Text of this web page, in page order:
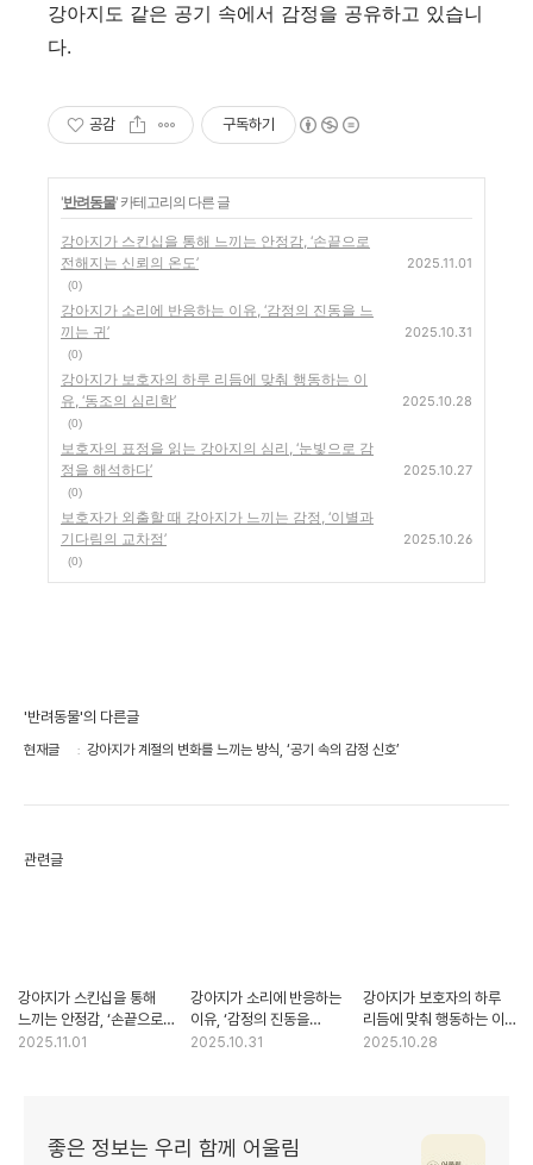
강아지도 같은 공기 속에서 감정을 공유하고 있습니
다.
공감 구독하기
'반려동물' 카테고리의 다른 글
강아지가 스킨십을 통해 느끼는 안정감, ‘손끝으로
전해지는 신뢰의 온도’
(0)
2025.11.01
강아지가 소리에 반응하는 이유, ‘감정의 진동을 느
끼는 귀’
(0)
2025.10.31
강아지가 보호자의 하루 리듬에 맞춰 행동하는 이
유, ‘동조의 심리학’
(0)
2025.10.28
보호자의 표정을 읽는 강아지의 심리, ‘눈빛으로 감
정을 해석하다’
(0)
2025.10.27
보호자가 외출할 때 강아지가 느끼는 감정, ‘이별과
기다림의 교차점’
(0)
2025.10.26
'반려동물'의 다른글
현재글 강아지가 계절의 변화를 느끼는 방식, ‘공기 속의 감정 신호’
관련글
강아지가 스킨십을 통해
느끼는 안정감, ‘손끝으로
전해지는 신뢰의 온도’
2025.11.01
강아지가 소리에 반응하는
이유, ‘감정의 진동을
느끼는 귀’
2025.10.31
강아지가 보호자의 하루
리듬에 맞춰 행동하는 이유,
‘동조의 심리학’
2025.10.28
좋은 정보는 우리 함께 어울림